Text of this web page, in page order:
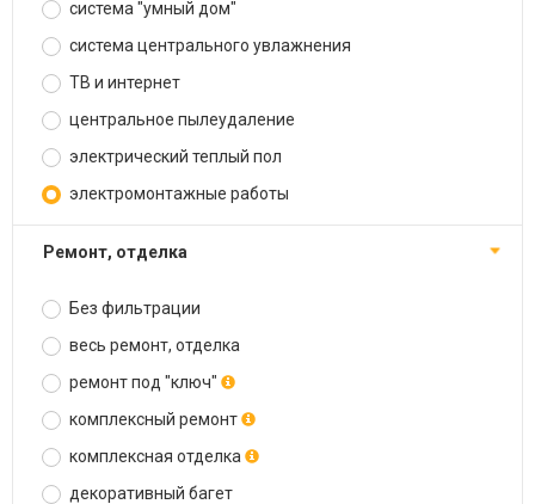
система "умный дом"
система центрального увлажнения
ТВ и интернет
центральное пылеудаление
электрический теплый пол
электромонтажные работы
ремонт, отделка
Без фильтрации
весь ремонт, отделка
ремонт под "ключ"
комплексный ремонт
комплексная отделка
декоративный багет